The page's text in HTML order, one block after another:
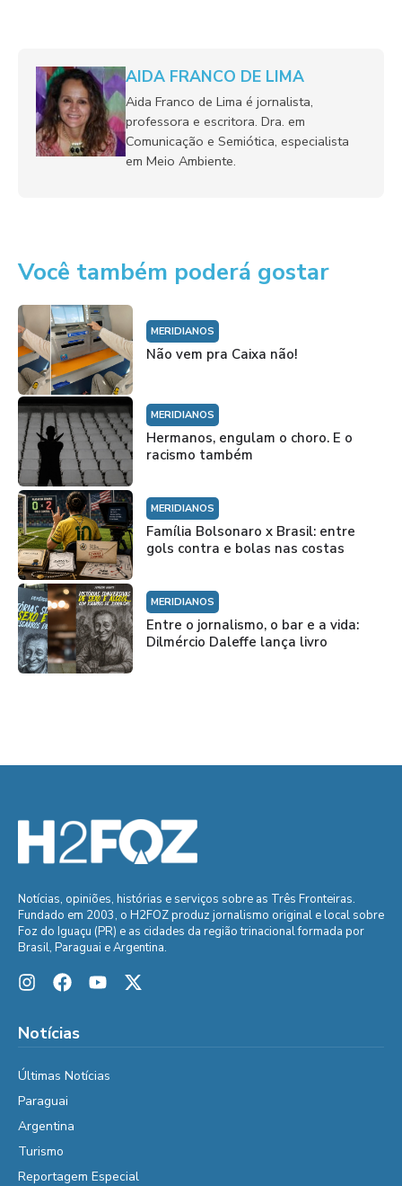
AIDA FRANCO DE LIMA
Aida Franco de Lima é jornalista,
professora e escritora. Dra. em
Comunicação e Semiótica, especialista
em Meio Ambiente.
Você também poderá gostar
MERIDIANOS
Não vem pra Caixa não!
MERIDIANOS
Hermanos, engulam o choro. E o
racismo também
MERIDIANOS
Família Bolsonaro x Brasil: entre
gols contra e bolas nas costas
MERIDIANOS
Entre o jornalismo, o bar e a vida:
Dilmércio Daleffe lança livro
Notícias, opiniões, histórias e serviços sobre as Três Fronteiras.
Fundado em 2003, o H2FOZ produz jornalismo original e local sobre
Foz do Iguaçu (PR) e as cidades da região trinacional formada por
Brasil, Paraguai e Argentina.
Notícias
Últimas Notícias
Paraguai
Argentina
Turismo
Reportagem Especial